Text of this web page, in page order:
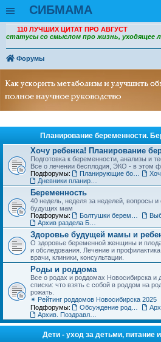
СИБМАМА
110 ЛУЧШИХ ЦИТАТ ПРО АВГУСТ
статусы со смыслом про жизнь, уходящее
Форумы
Планирование беременности.
Хочу ребенка! Планирование
Подготовка к беременности, анализы и
Все о лечении бесплодия, ЭКО - в этом
Подфорумы:
Беременность
40 недель, неделя за неделей, вопросы
будущих мам
Подфорумы:
Здоровье будущей мамы и
О здоровье беременной женщины и
и обследования. Лечение и
врачи, клиники, консультации.
Роды и роддома
Все о родах и роддомах Новосибирска и
списки: что взять с собой в роддом на
рожать.
✴ Рейтинг роддомов Новосибирска 2025
Подфорумы:
Дети - уход за детьми, питание